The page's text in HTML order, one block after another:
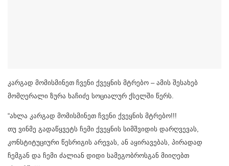
კარგად მომისმინეთ ჩვენი ქვეყნის მტრებო – ამის შესახებ
მომღერალი ზურა ხაჩიძე სოციალურ ქსელში წერს.
“ახლა კარგად მომისმინეთ ჩვენი ქვეყნის მტრებო!!!
თუ ვინმე გადაწყვეტს ჩემი ქვეყნის სიმშვიდის დარღვევას,
კონსტიტუციური წესრიგის არევას, ან აყირავებას, პირადად
ჩემგან და ჩემი ძალიან დიდი სამეგობროსგან მიიღებთ